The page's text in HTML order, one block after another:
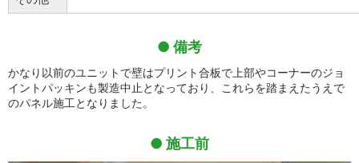
備考
かなり以前のユニットで壁はプリント合板で上部やコーナーのジョ
イントパッキンも製造中止となっており、これらを踏まえたうえで
のパネル施工となりました。
施工前